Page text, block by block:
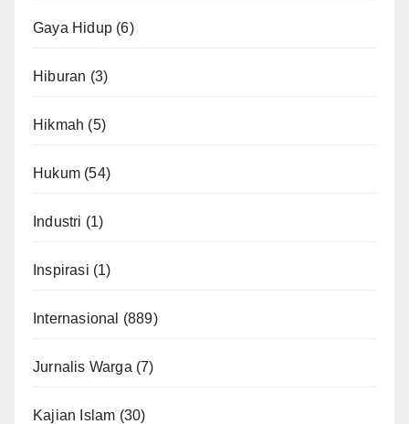
Gaya Hidup (6)
Hiburan (3)
Hikmah (5)
Hukum (54)
Industri (1)
Inspirasi (1)
Internasional (889)
Jurnalis Warga (7)
Kajian Islam (30)